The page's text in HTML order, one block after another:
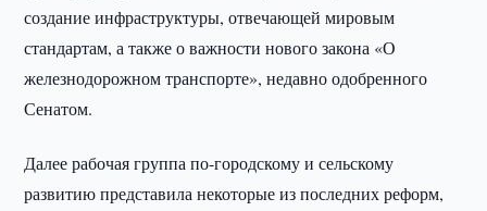
создание инфраструктуры, отвечающей мировым
стандартам, а также о важности нового закона «О
железнодорожном транспорте», недавно одобренного
Сенатом.
Далее рабочая группа по-городскому и сельскому
развитию представила некоторые из последних реформ,